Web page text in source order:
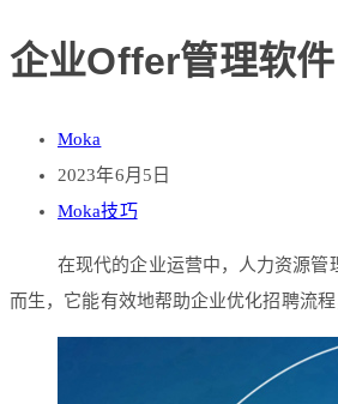
企业Offer管理软
Moka
2023年6月5日
Moka技巧
在现代的企业运营中，人力资源
而生，它能有效地帮助企业优化招聘流程